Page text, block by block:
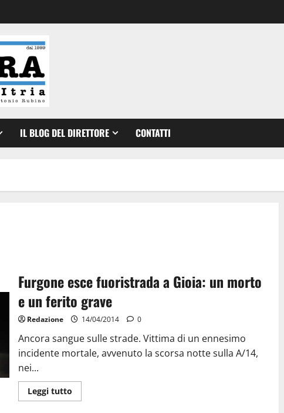
IL BLOG DEL DIRETTORE CONTATTI
Furgone esce fuoristrada a Gioia: un morto
e un ferito grave
Redazione 14/04/2014 0
Ancora sangue sulle strade. Vittima di un ennesimo
incidente mortale, avvenuto la scorsa notte sulla A/14,
nei...
Leggi tutto